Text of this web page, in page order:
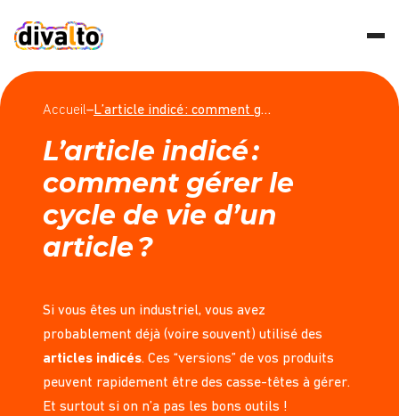
Accueil– L’article indicé : comment gérer le cycle de vie d’un article ?
L’article indicé :
comment gérer le
cycle de vie d’un
article ?
Si vous êtes un industriel, vous avez
probablement déjà (voire souvent) utilisé des
articles indicés. Ces “versions” de vos produits
peuvent rapidement être des casse-têtes à gérer.
Et surtout si on n’a pas les bons outils !